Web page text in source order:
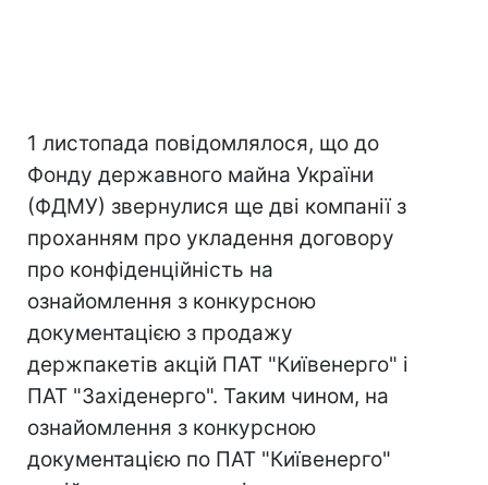
1 листопада повідомлялося, що до
Фонду державного майна України
(ФДМУ) звернулися ще дві компанії з
проханням про укладення договору
про конфіденційність на
ознайомлення з конкурсною
документацією з продажу
держпакетів акцій ПАТ "Київенерго" і
ПАТ "Західенерго". Таким чином, на
ознайомлення з конкурсною
документацією по ПАТ "Київенерго"